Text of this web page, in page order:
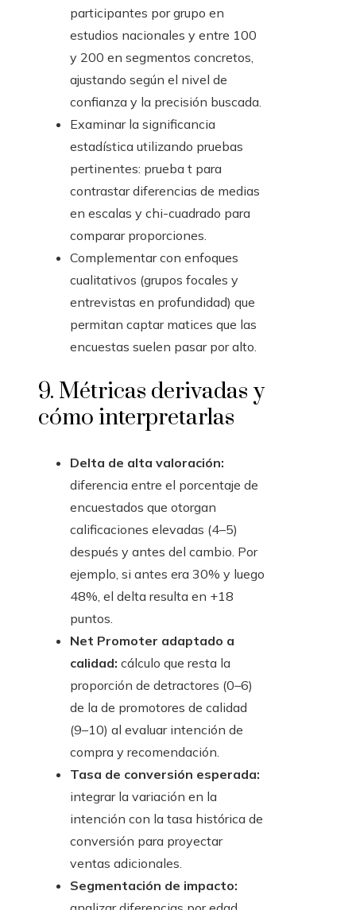
participantes por grupo en
estudios nacionales y entre 100
y 200 en segmentos concretos,
ajustando según el nivel de
confianza y la precisión buscada.
Examinar la significancia
estadística utilizando pruebas
pertinentes: prueba t para
contrastar diferencias de medias
en escalas y chi-cuadrado para
comparar proporciones.
Complementar con enfoques
cualitativos (grupos focales y
entrevistas en profundidad) que
permitan captar matices que las
encuestas suelen pasar por alto.
9. Métricas derivadas y
cómo interpretarlas
Delta de alta valoración:
diferencia entre el porcentaje de
encuestados que otorgan
calificaciones elevadas (4–5)
después y antes del cambio. Por
ejemplo, si antes era 30% y luego
48%, el delta resulta en +18
puntos.
Net Promoter adaptado a
calidad: cálculo que resta la
proporción de detractores (0–6)
de la de promotores de calidad
(9–10) al evaluar intención de
compra y recomendación.
Tasa de conversión esperada:
integrar la variación en la
intención con la tasa histórica de
conversión para proyectar
ventas adicionales.
Segmentación de impacto: